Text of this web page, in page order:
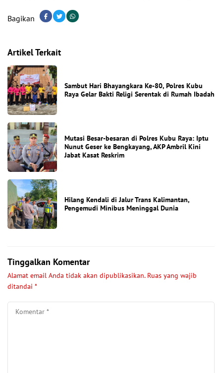
Bagikan
Artikel Terkait
Sambut Hari Bhayangkara Ke-80, Polres Kubu
Raya Gelar Bakti Religi Serentak di Rumah Ibadah
Mutasi Besar-besaran di Polres Kubu Raya: Iptu
Nunut Geser ke Bengkayang, AKP Ambril Kini
Jabat Kasat Reskrim
Hilang Kendali di Jalur Trans Kalimantan,
Pengemudi Minibus Meninggal Dunia
Tinggalkan Komentar
Alamat email Anda tidak akan dipublikasikan. Ruas yang wajib
ditandai *